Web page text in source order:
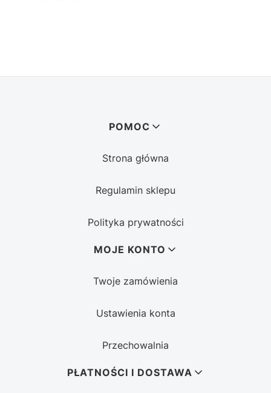
POMOC
Strona główna
Regulamin sklepu
Polityka prywatności
MOJE KONTO
Twoje zamówienia
Ustawienia konta
Przechowalnia
PŁATNOŚCI I DOSTAWA